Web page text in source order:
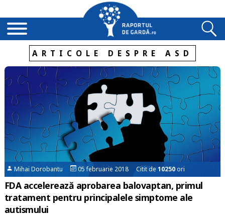
ARTICOLE DESPRE ASD
Mihai Dorobantu 05 februarie 2018 Citit de10250ori
FDA accelerează aprobarea balovaptan, primul
tratament pentru principalele simptome ale
autismului